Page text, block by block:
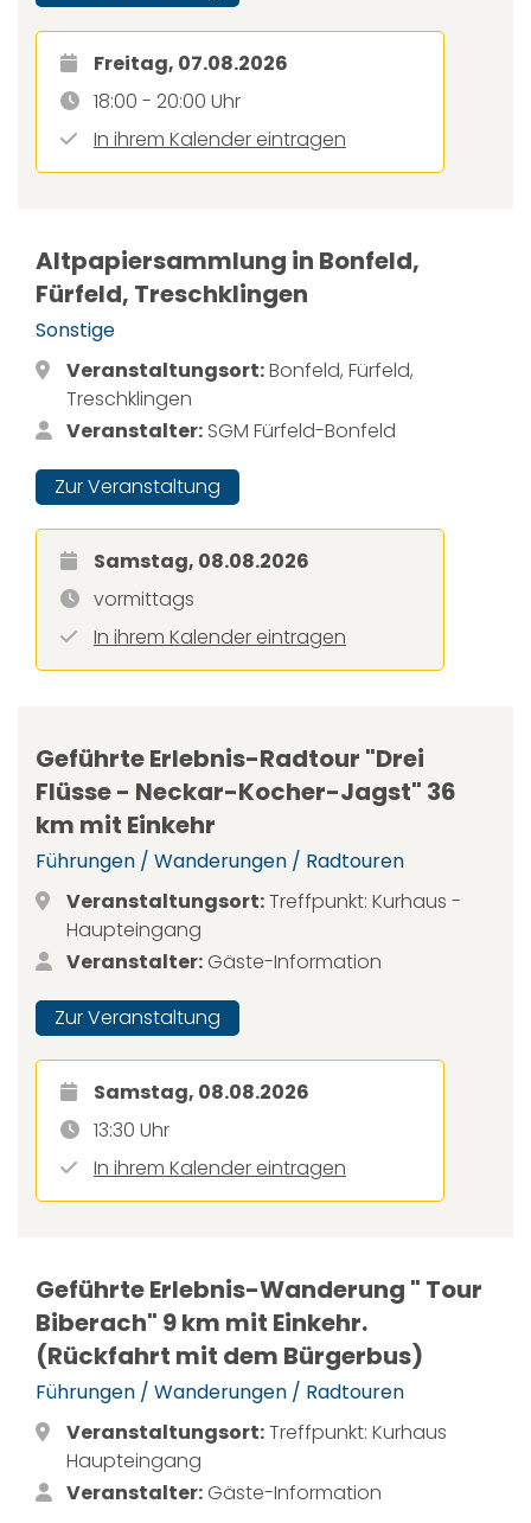
Freitag, 07.08.2026
18:00 - 20:00 Uhr
In ihrem Kalender eintragen
Altpapiersammlung in Bonfeld,
Fürfeld, Treschklingen
Sonstige
Veranstaltungsort:Bonfeld, Fürfeld,
Treschklingen
Veranstalter: SGM Fürfeld-Bonfeld
Zur Veranstaltung
Samstag, 08.08.2026
vormittags
In ihrem Kalender eintragen
Geführte Erlebnis-Radtour "Drei
Flüsse - Neckar-Kocher-Jagst" 36
km mit Einkehr
Führungen / Wanderungen / Radtouren
Veranstaltungsort:Treffpunkt: Kurhaus -
Haupteingang
Veranstalter: Gäste-Information
Zur Veranstaltung
Samstag, 08.08.2026
13:30 Uhr
In ihrem Kalender eintragen
Geführte Erlebnis-Wanderung " Tour
Biberach" 9 km mit Einkehr.
(Rückfahrt mit dem Bürgerbus)
Führungen / Wanderungen / Radtouren
Veranstaltungsort:Treffpunkt: Kurhaus
Haupteingang
Veranstalter: Gäste-Information